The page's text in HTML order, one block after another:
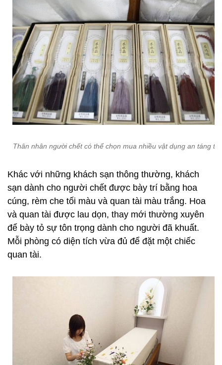
Thân nhân người chết có thể chọn mua nhiều vật dụng an táng tại
Khác với những khách sạn thông thường, khách
sạn dành cho người chết được bày trí bằng hoa
cúng, rèm che tối màu và quan tài màu trắng. Hoa
và quan tài được lau dọn, thay mới thường xuyên
để bày tỏ sự tôn trọng dành cho người đã khuất.
Mỗi phòng có diện tích vừa đủ để đặt một chiếc
quan tài.